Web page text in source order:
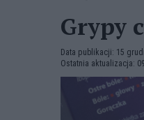
Grypy
Data publikacji: 15
Ostatnia aktualizacja: